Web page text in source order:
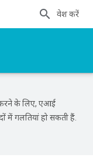
प्रवेश करें
करने के लिए, एआई
में गलतियां हो सकती हैं.